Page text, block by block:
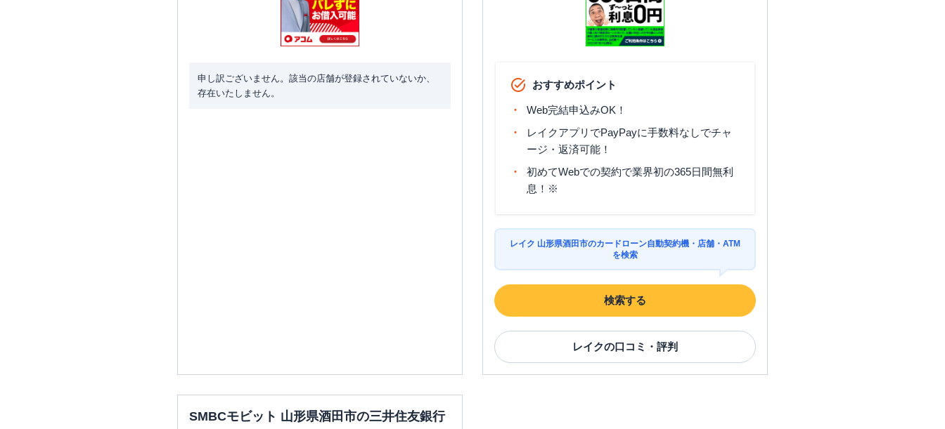
申し訳ございません。該当の店舗が登録されていないか、
存在いたしません。
おすすめポイント
Web完結申込みOK！
レイクアプリでPayPayに手数料なしでチャ
ージ・返済可能！
初めてWebでの契約で業界初の365日間無利
息！※
レイク 山形県酒田市のカードローン自動契約機・店舗・ATM
を検索
検索する
レイクの口コミ・評判
SMBCモビット 山形県酒田市の三井住友銀行